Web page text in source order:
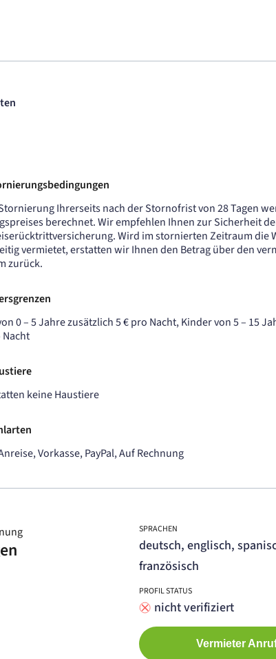
Ihrerseits nach der Stornofrist von 28 Tagen
berechnet. Wir empfehlen Ihnen zur Sicherheit
Wird im stornierten Zeitraum die
vermietet, erstatten wir Ihnen den Betrag über den
zurück.
0 – 5 Jahre zusätzlich 5 € pro Nacht, Kinder von 5 – 15
Nacht
keine Haustiere
Vorkasse, PayPal, Auf Rechnung
SPRACHEN
deutsch, englisch,
französisch
nicht verifiziert
PROFIL STATUS
Vermieter